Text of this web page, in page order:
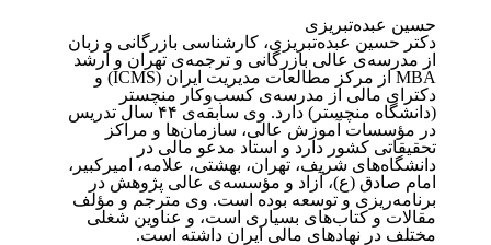
حسین عبده‌تبریزی
دکتر حسین عبده‌تبریزی، کارشناسی بازرگانی و زبان
از مدرسه‌ی عالی بازرگانی و ترجمه‌ی تهران و ارشد ­‏
MBA‏ از مرکز ‏مطالعات مدیریت ایران (ICMS) و
دکترای مالی از مدرسه‌ی کسب‌‌وکار منچستر
(دانشگاه منچستر) دارد. وی سابقه‌ی ۴۴ ‏سال تدریس
در مؤسسات آموزش عالی، سازمان‌ها‌ و مراکز
تحقیقاتی کشور دارد و استاد مدعو مالی در
دانشگاه‌های شریف، ‏تهران، بهشتی، علامه‌، امیرکبیر،
امام صادق (ع)، آزاد و مؤسسه‌ی عالی پژوهش در
برنامه‌ریزی و توسعه بوده است. وی مترجم ‏و مؤلف
مقالات و کتاب‌های بسیاری است، و عناوین شغلی
مختلف در نهادهای مالی ایران داشته است.